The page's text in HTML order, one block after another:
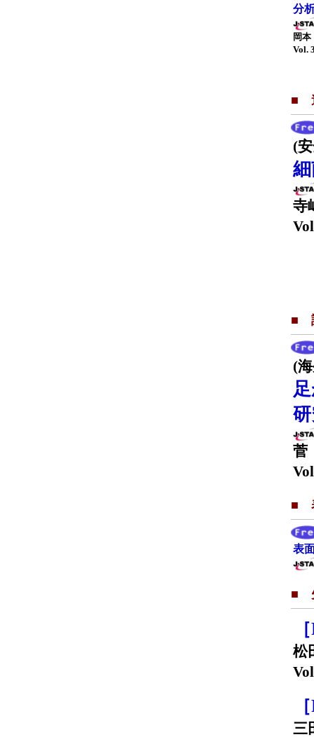
分
岡
Vol.
■
(
■
(
■
表
■
三